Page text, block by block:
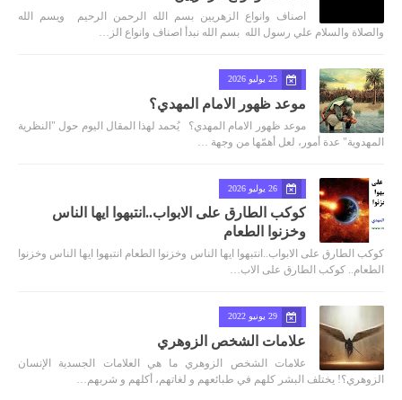
اصناف وانواع الزهريين بسم الله الرحمن الرحيم ويسم الله
والصلاة والسلام علي رسول الله بسم الله نبدأ اصناف وانواع الز…
25 يوليو 2026
موعد ظهور الامام المهدي؟
موعد ظهور الامام المهدي؟ يُحمد لهذا المقال اليوم حول "النظرية
المهدوية" عدة أمور، لعل أهمّها من وجهة …
26 يوليو 2026
كوكب الطارق على الابواب..انتبهوا ايها الناس
وخزنوا الطعام
كوكب الطارق على الابواب..انتبهوا ايها الناس وخزنوا الطعام انتبهوا ايها الناس وخزنوا
الطعام.. كوكب الطارق على الاب…
29 يونيو 2022
علامات الشخص الزوهري
علامات الشخص الزوهري ما هي العلامات الجسدية الإنسان
الزوهري؟! يختلف البشر كلهم في طبائعهم و لغاتهم، أكلهم و شربهم…